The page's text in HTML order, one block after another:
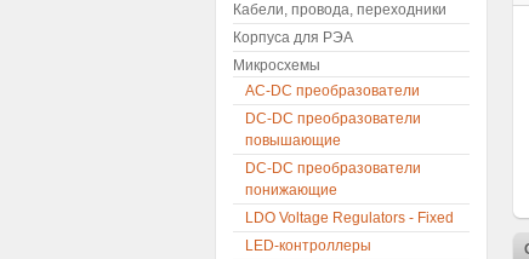
Кабели, провода, переходники
Корпуса для РЭА
Микросхемы
AC-DC преобразователи
DC-DC преобразователи
повышающие
DC-DC преобразователи
понижающие
LDO Voltage Regulators - Fixed
LED-контроллеры